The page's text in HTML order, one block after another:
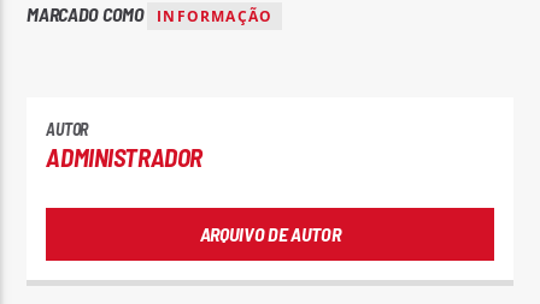
MARCADO COMO INFORMAÇÃO
AUTOR
ADMINISTRADOR
ARQUIVO DE AUTOR